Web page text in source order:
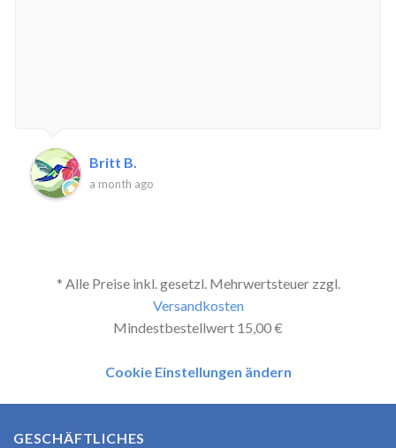
Britt B.
a month ago
* Alle Preise inkl. gesetzl. Mehrwertsteuer zzgl.
Versandkosten
Mindestbestellwert 15,00 €
Cookie Einstellungen ändern
GESCHÄFTLICHES